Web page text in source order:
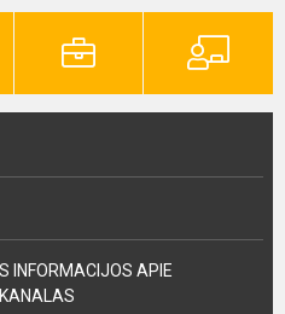
INFORMACIJOS APIE